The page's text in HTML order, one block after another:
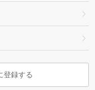
登録する